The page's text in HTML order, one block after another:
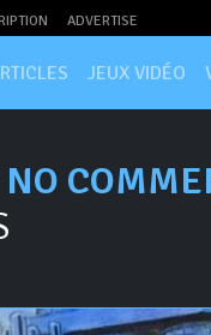
ADVERTISE
JEUX VIDÉO
NO